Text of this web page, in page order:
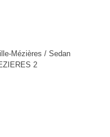
Mézières / Sedan
2